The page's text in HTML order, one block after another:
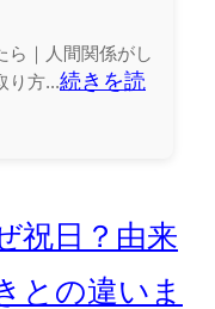
｜人間関係がし
り方...続きを読
祝日？由来
との違いま